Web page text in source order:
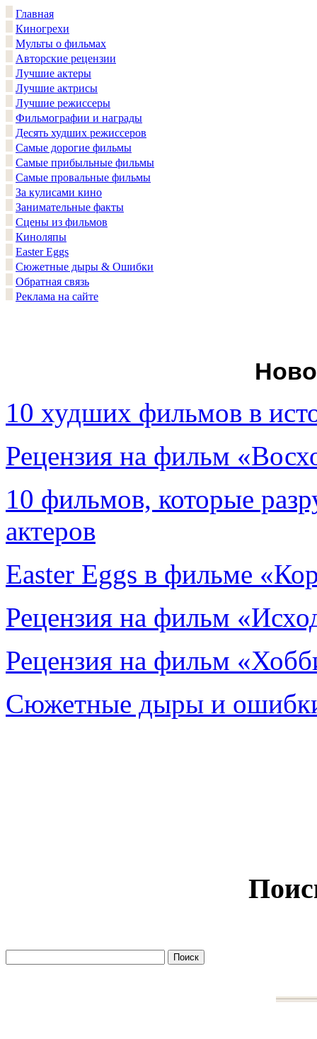
Главная
Киногрехи
Мульты о фильмах
Авторские рецензии
Лучшие актеры
Лучшие актрисы
Лучшие режиссеры
Фильмографии и награды
Десять худших режиссеров
Самые дорогие фильмы
Самые прибыльные фильмы
Самые провальные фильмы
За кулисами кино
Занимательные факты
Сцены из фильмов
Киноляпы
Easter Eggs
Сюжетные дыры & Ошибки
Обратная связь
Реклама на сайте
10 худших фильмов в
Рецензия на фильм
10 фильмов, которые
актеров
Easter Eggs в фильме
Рецензия на фильм
Рецензия на фильм
Сюжетные дыры и